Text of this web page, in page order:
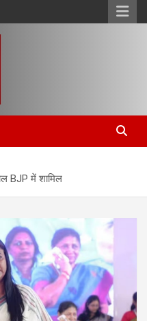
BJP में शामिल